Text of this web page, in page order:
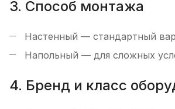
3. Способ монтажа
Настенный — стандартный
Напольный — для сложных
4. Бренд и класс